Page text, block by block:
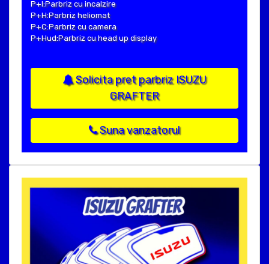
P+I:Parbriz cu incalzire
P+H:Parbriz heliomat
P+C:Parbriz cu camera
P+Hud:Parbriz cu head up display
Solicita pret parbriz ISUZU
GRAFTER
Suna vanzatorul